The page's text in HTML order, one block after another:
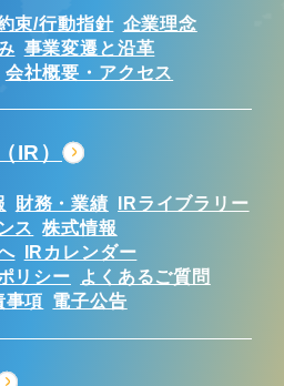
束/行動指針 企業理念
事業変遷と沿革
会社概要・アクセス
IR）
財務・業績 IRライブラリー
ス 株式情報
IRカレンダー
リシー
よくあるご質問
事項 電子公告